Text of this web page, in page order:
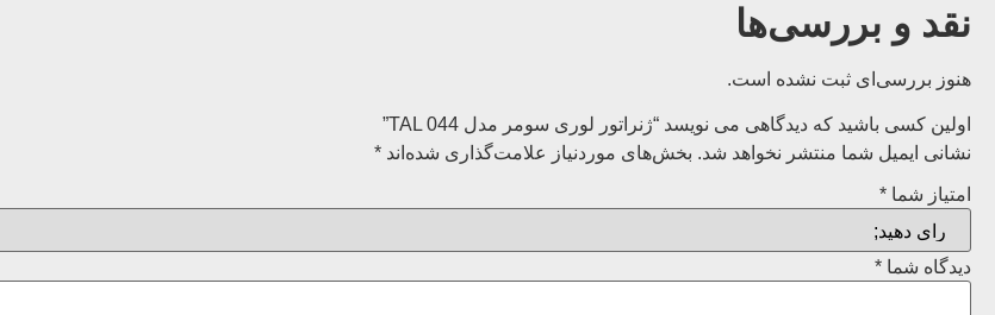
نقد و بررسی‌ها
هنوز بررسی‌ای ثبت نشده است.
اولین کسی باشید که دیدگاهی می نویسد “ژنراتور لوری سومر مدل TAL 044”
نشانی ایمیل شما منتشر نخواهد شد. بخش‌های موردنیاز علامت‌گذاری شده‌اند *
امتیاز شما *
دیدگاه شما *